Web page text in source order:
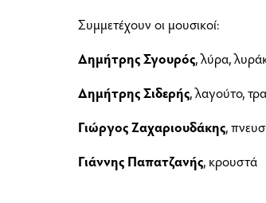
Συμμετέχουν οι μουσικοί:
Δημήτρης Σγουρός,λύρα,
Δημήτρης Σιδερής,λαγούτο,
Γιώργος Ζαχαριουδάκης,
Γιάννης Παπατζανής, κρουστά